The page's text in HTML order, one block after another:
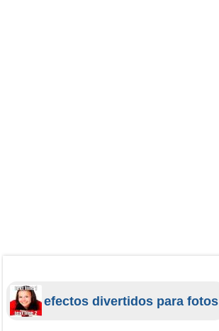
efectos divertidos para fotos